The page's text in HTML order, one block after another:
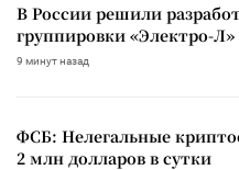
В России решили
группировки «Электро-Л»
9 минут назад
ФСБ: Нелегальные
2 млн долларов в сутки